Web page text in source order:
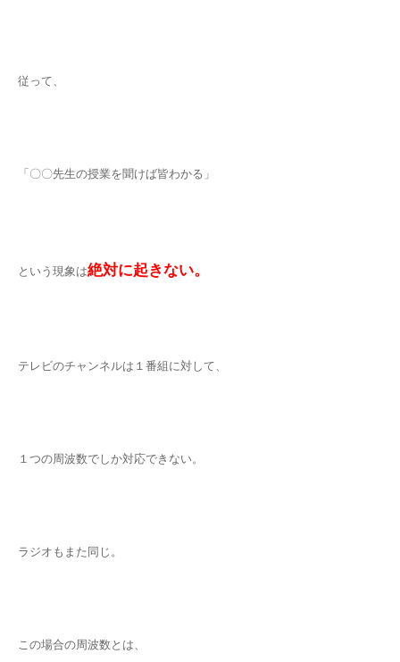
従って、
「〇〇先生の授業を聞けば皆わかる」
という現象は絶対に起きない。
テレビのチャンネルは１番組に対して、
１つの周波数でしか対応できない。
ラジオもまた同じ。
この場合の周波数とは、